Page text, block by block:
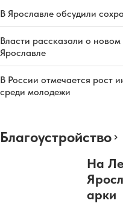
В Ярославле обсудили
Власти рассказали о
Ярославле
В России отмечается рост
среди молодежи
Благоустройство
На
арки